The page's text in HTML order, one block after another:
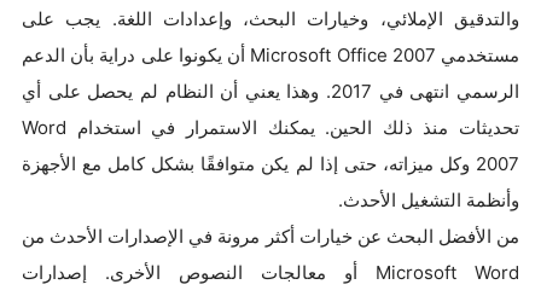
والتدقيق الإملائي، وخيارات البحث، وإعدادات اللغة. يجب على
مستخدمي Microsoft Office 2007 أن يكونوا على دراية بأن الدعم
الرسمي انتهى في 2017. وهذا يعني أن النظام لم يحصل على أي
تحديثات منذ ذلك الحين. يمكنك الاستمرار في استخدام Word
2007 وكل ميزاته، حتى إذا لم يكن متوافقًا بشكل كامل مع الأجهزة
وأنظمة التشغيل الأحدث.
من الأفضل البحث عن خيارات أكثر مرونة في الإصدارات الأحدث من
Microsoft Word أو معالجات النصوص الأخرى. إصدارات